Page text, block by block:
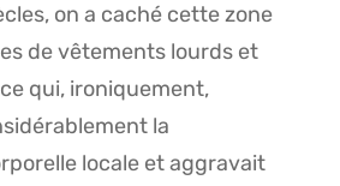
on a caché cette zone
de vêtements lourds et
qui, ironiquement,
la
locale et aggravait